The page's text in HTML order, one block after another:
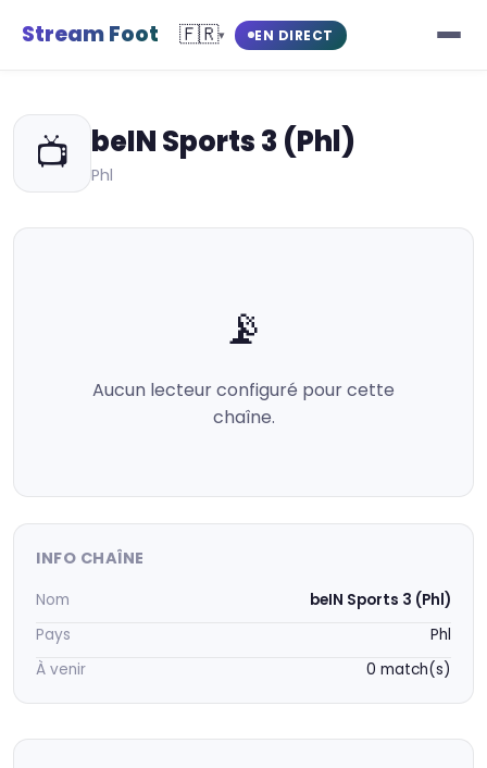
Stream Foot 🇫🇷▾ EN DIRECT
📺 beIN Sports 3 (Phl)
Phl
📡
Aucun lecteur configuré pour cette
chaîne.
INFO CHAÎNE
Nom
beIN Sports 3 (Phl)
Pays
Phl
À venir
0 match(s)